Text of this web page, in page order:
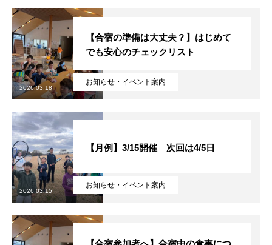
お知らせ・イベント案内
【合宿の準備は大丈夫？】はじめて
でも安心のチェックリスト
2026.03.18
お知らせ・イベント案内
【月例】3/15開催 次回は4/5日
2026.03.15